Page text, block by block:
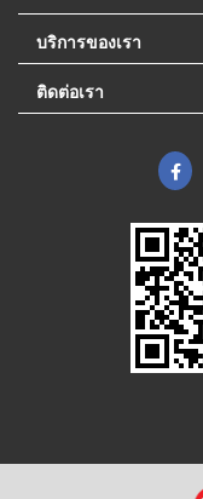
บริการของเรา
ติดต่อเรา